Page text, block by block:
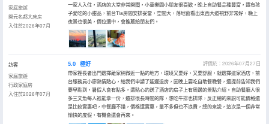
家庭旅遊
開元名都大床房
入住於2026年07月
一家人入住，酒店的大堂非常開闊，小童樂園小朋友很喜歡，晚上自助餐品種豐富，還有孩
子愛吃的小甜品，前台Tia房間安排妥當，空間大，落地窗看出東西大道視野非常好，晚上
夜景也很美，價位適中，會推薦給朋友們。
訪客
家庭旅遊
行政家庭房
入住於2026年07月
5.0 極好
評價於：2026年07月27日
帶家裡長者出門選擇離家稍微近一點的地方，環境又要好，又要舒服，就選擇這家酒店，前
台服務員小廖熱情貼心，給我們申請了延遲退房，因晚上要吃自助餐晚餐，還提前告知我們
要早點到，暑假人會有點多，還貼心的送了酒店的扇子上有周邊的景點介紹。自助餐廳人很
多三文魚每人衹能拿一份，還排很長時間的隊，想吃牛排也排隊，反正總的來説可能價格還
是比較實惠吧，中餐廳不錯，價格還實惠，量不多但也不浪費，總的來説，這次是一個非常
愉快的度假，有機會還會再來。